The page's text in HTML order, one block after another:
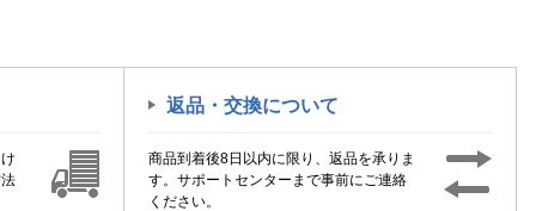
返品・交換について
商品到着後8日以内に限り、返品を承りま
す。サポートセンターまで事前にご連絡
ください。